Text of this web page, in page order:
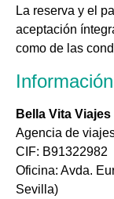
La reserva y el
aceptación
como de las
Bella Vita
Agencia de
CIF: B91322982
Oficina: Avda.
Sevilla)